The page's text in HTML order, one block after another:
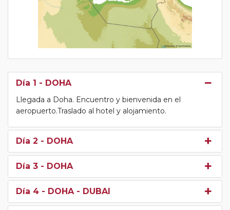
Día 1 - DOHA
Llegada a Doha. Encuentro y bienvenida en el
aeropuerto.Traslado al hotel y alojamiento.
Día 2 - DOHA
Día 3 - DOHA
Día 4 - DOHA - DUBAI